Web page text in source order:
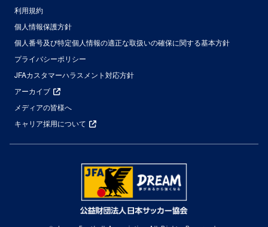
利用規約
個人情報保護方針
個人番号及び特定個人情報の適正な取扱いの確保に関する基本方針
プライバシーポリシー
JFAカスタマーハラスメント対応方針
アーカイブ
メディアの皆様へ
キャリア採用について